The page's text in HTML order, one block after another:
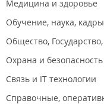
Медицина и здоровье
Обучение, наука, кадры
Общество,
Охрана и безопасность
Связь и IT технологии
Справочные,